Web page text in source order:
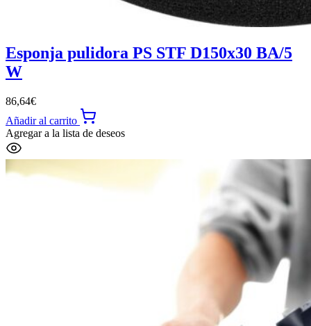
Esponja pulidora PS STF D150x30 BA/5
W
86,64€
Añadir al carrito
Agregar a la lista de deseos